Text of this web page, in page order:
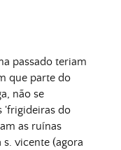
passado teriam
que parte do
não se
'frigideiras do
as ruínas
vicente (agora